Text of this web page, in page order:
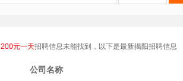
200元一天招聘信息未能找到，以下是最新揭阳招聘信息
公司名称